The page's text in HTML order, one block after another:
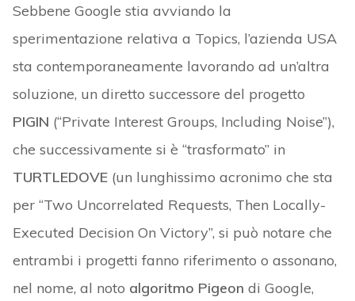
Sebbene Google stia avviando la
sperimentazione relativa a Topics, l’azienda USA
sta contemporaneamente lavorando ad un’altra
soluzione, un diretto successore del progetto
PIGIN (“Private Interest Groups, Including Noise”),
che successivamente si è “trasformato” in
TURTLEDOVE(un lunghissimo acronimo che sta
per “Two Uncorrelated Requests, Then Locally-
Executed Decision On Victory”, si può notare che
entrambi i progetti fanno riferimento o assonano,
nel nome, al noto algoritmo Pigeon di Google,